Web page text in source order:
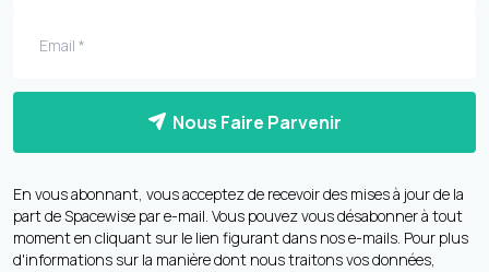
Nous Faire Parvenir
En vous abonnant, vous acceptez de recevoir des mises à jour de la
part de Spacewise par e-mail. Vous pouvez vous désabonner à tout
moment en cliquant sur le lien figurant dans nos e-mails. Pour plus
d'informations sur la manière dont nous traitons vos données,